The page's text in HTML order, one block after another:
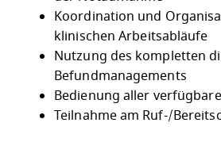
Koordination und
klinischen Arbeitsabläufe
Nutzung des kompletten
Befundmanagements
Bedienung aller
Teilnahme am Ruf-/